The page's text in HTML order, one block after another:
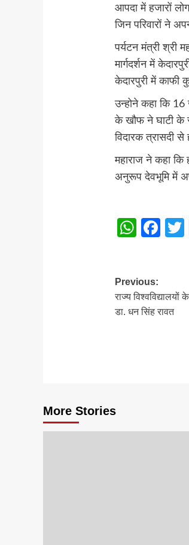
आपदा में हजारों
जिन परिवारों ने
पर्यटन मंत्री श्री
मार्गदर्शन में
केदारपुरी में काफी
उन्होने कहा कि
के खौफ ने घाटी के
विदारक त्रासदी
महाराज ने कहा
अनुरूप देवभूमि में
Post
Previous:
राज्य विश्वविद्यालयों
डा. धन सिंह रावत
More Stories